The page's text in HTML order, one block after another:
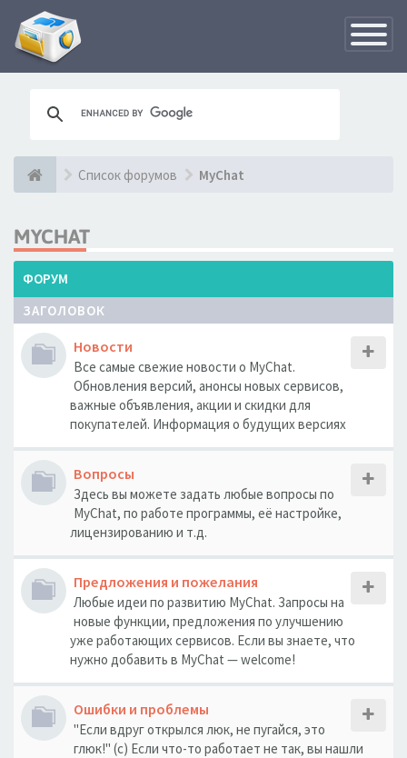
Список форумов MyChat
MYCHAT
ФОРУМ
ЗАГОЛОВОК
Новости
Все самые свежие новости о MyChat.
Обновления версий, анонсы новых сервисов,
важные объявления, акции и скидки для
покупателей. Информация о будущих версиях
Вопросы
Здесь вы можете задать любые вопросы по
MyChat, по работе программы, её настройке,
лицензированию и т.д.
Предложения и пожелания
Любые идеи по развитию MyChat. Запросы на
новые функции, предложения по улучшению
уже работающих сервисов. Если вы знаете, что
нужно добавить в MyChat — welcome!
Ошибки и проблемы
"Если вдруг открылся люк, не пугайся, это
глюк!" (с) Если что-то работает не так, вы нашли